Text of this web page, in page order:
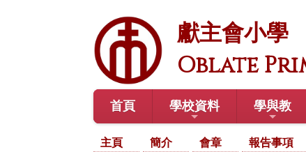
獻主會小學
Oblate
首頁 學校資料 學與教
主頁 簡介 會章 報告事項